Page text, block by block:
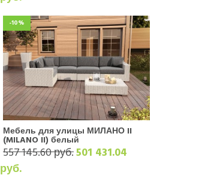
-10%
Мебель для улицы МИЛАНО II
(MILANO II) белый
557 145.60 руб.501 431.04
руб.